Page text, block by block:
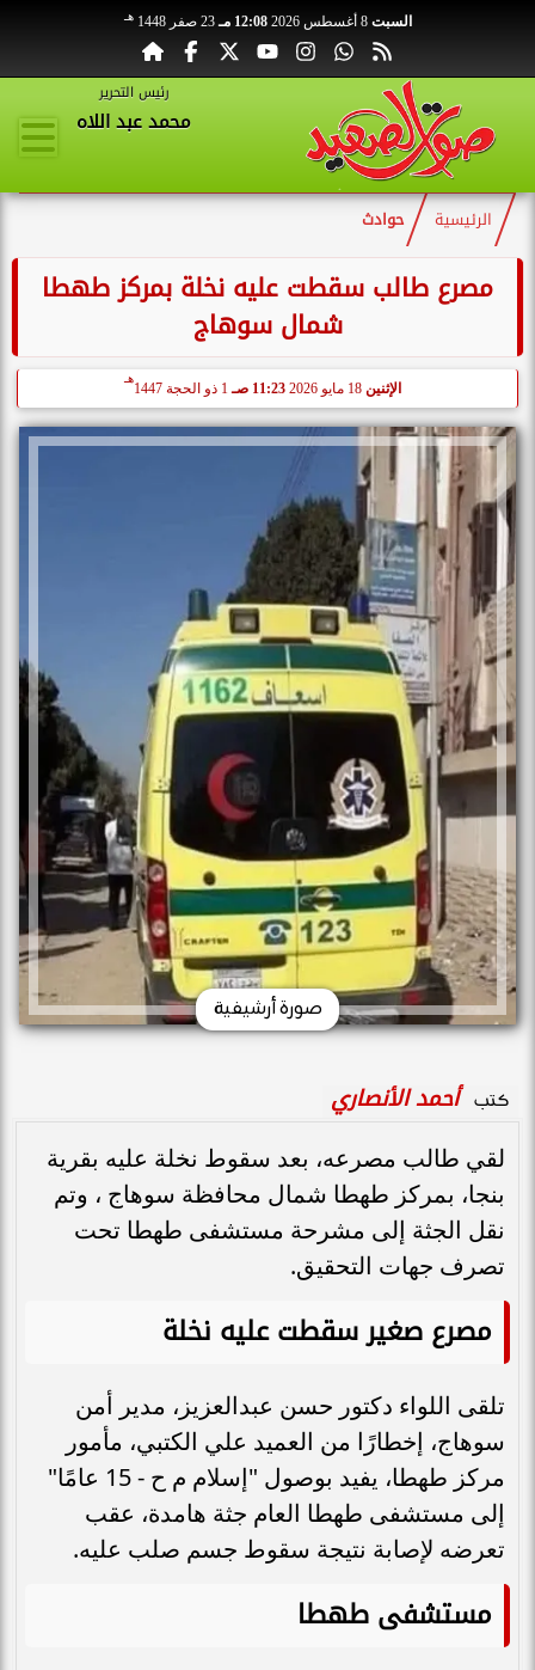
السبت 8 أغسطس 2026 12:08 مـ 23 صفر 1448 هـ
رئيس التحرير
محمد عبد اللاه
الرئيسية حوادث
مصرع طالب سقطت عليه نخلة بمركز طهطا
شمال سوهاج
الإثنين 11:23 صـ 1 ذو الحجة 1447
هـ
صورة أرشيفية
كتب أحمد الأنصاري
لقي طالب مصرعه، بعد سقوط نخلة عليه بقرية
بنجا، بمركز طهطا شمال محافظة سوهاج ، وتم
نقل الجثة إلى مشرحة مستشفى طهطا تحت
تصرف جهات التحقيق.
مصرع صغير سقطت عليه نخلة
تلقى اللواء دكتور حسن عبدالعزيز، مدير أمن
سوهاج، إخطارًا من العميد علي الكتبي، مأمور
مركز طهطا، يفيد بوصول "إسلام م ح - 15 عامًا"
إلى مستشفى طهطا العام جثة هامدة، عقب
تعرضه لإصابة نتيجة سقوط جسم صلب عليه.
مستشفى طهطا